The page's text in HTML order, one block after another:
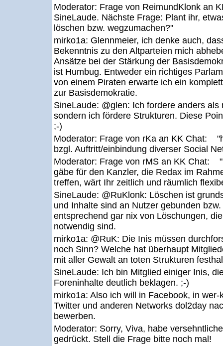
Moderator: Frage von ReimundKlonk an
SineLaude. Nächste Frage: Plant ihr,
löschen bzw. wegzumachen?"
mirko1a: Glennmeier, ich denke auch,
Bekenntnis zu den Altparteien mich
Ansätze bei der Stärkung der
ist Humbug. Entweder ein richtiges
von einem Piraten erwarte ich ein
zur Basisdemokratie.
SineLaude: @glen: Ich fordere anders als
sondern ich fördere Strukturen. Diese
;-)
Moderator: Frage von rKa an KK Chat:
bzgl. Auftritt/einbindung diverser Social
Moderator: Frage von rMS an KK Chat:
gäbe für den Kanzler, die Redax im
treffen, wärt Ihr zeitlich und räumlich
SineLaude: @RuKlonk: Löschen ist
und Inhalte sind an Nutzer gebunden
entsprechend gar nix von Löschungen,
notwendig sind.
mirko1a: @RuK: Die Inis müssen
noch Sinn? Welche hat überhaupt
mit aller Gewalt an toten Strukturen
SineLaude: Ich bin Mitglied einiger Inis,
Foreninhalte deutlich beklagen. ;-)
mirko1a: Also ich will in Facebook, in
Twitter und anderen Networks dol2day
bewerben.
Moderator: Sorry, Viva, habe
gedrückt. Stell die Frage bitte noch mal!